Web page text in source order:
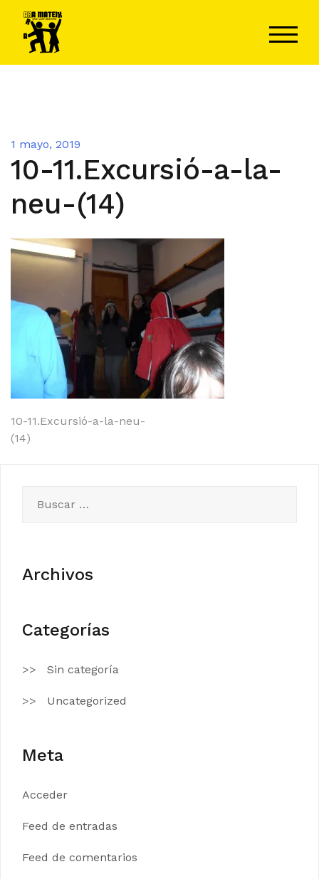
contenido
1 mayo, 2019
10-11.Excursió-a-la-
neu-(14)
Navegación
de
10-11.Excursió-a-la-neu-
(14)
Archivos
Categorías
Sin categoría
Uncategorized
Meta
Acceder
Feed de entradas
Feed de comentarios